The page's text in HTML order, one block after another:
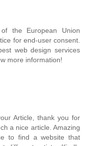
the European Union
for end-user consent.
web design services
more information!
Article, thank you for
a nice article. Amazing
to find a website that